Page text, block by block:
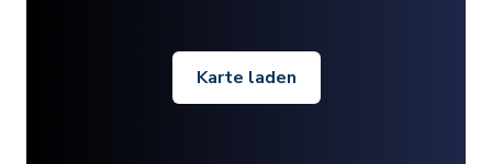
Karte laden